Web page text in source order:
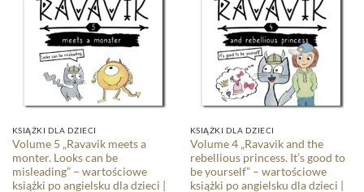
KSIĄŻKI DLA DZIECI
Volume 5 „Ravavik meets a
monter. Looks can be
misleading” – wartościowe
książki po angielsku dla dzieci |
KSIĄŻKI DLA DZIECI
Volume 4 „Ravavik and the
rebellious princess. It’s good to
be yourself” – wartościowe
książki po angielsku dla dzieci |